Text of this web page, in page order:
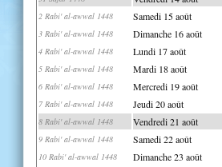
2 Rabi' al-awwal 1448 Samedi 15 août
3 Rabi' al-awwal 1448 Dimanche 16 août
4 Rabi' al-awwal 1448 Lundi 17 août
5 Rabi' al-awwal 1448 Mardi 18 août
6 Rabi' al-awwal 1448 Mercredi 19 août
7 Rabi' al-awwal 1448 Jeudi 20 août
8 Rabi' al-awwal 1448 Vendredi 21 août
9 Rabi' al-awwal 1448 Samedi 22 août
10 Rabi' al-awwal 1448 Dimanche 23 août